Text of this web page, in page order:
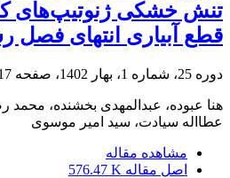
تنش خشکی ژنوتیپ‌های
قطع آبیاری انتهای فصل
دوره 25، شماره 1، بهار 1402، صفحه 32
هنا عبوده، عبدالمهدی بخشنده، محمد
عطااله سیادت، سید امیر موسوی
مشاهده مقاله
اصل مقاله 576.47 K